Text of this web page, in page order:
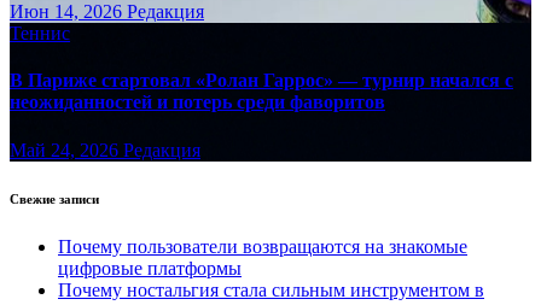
Июн 14, 2026 Редакция
Теннис
В Париже стартовал «Ролан Гаррос» — турнир начался с
неожиданностей и потерь среди фаворитов
Май 24, 2026 Редакция
Свежие записи
Почему пользователи возвращаются на знакомые
цифровые платформы
Почему ностальгия стала сильным инструментом в